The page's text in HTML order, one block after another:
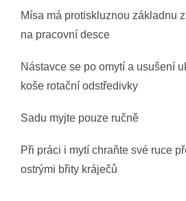
Mísa má protiskluznou základnu
na pracovní desce
Nástavce se po omytí a usušení
koše rotační odstředivky
Sadu myjte pouze ručně
Při práci i mytí chraňte své ruce
ostrými břity kráječů